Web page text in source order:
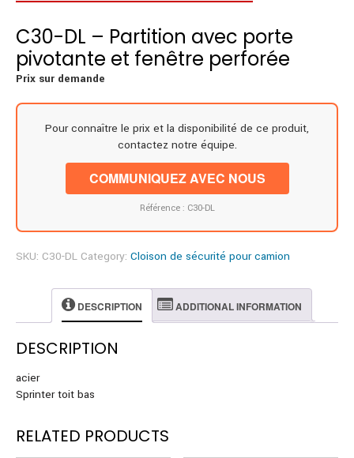
C30-DL – Partition avec porte
pivotante et fenêtre perforée
Prix sur demande
Pour connaître le prix et la disponibilité de ce produit,
contactez notre équipe.
COMMUNIQUEZ AVEC NOUS
Référence : C30-DL
SKU: C30-DL Category: Cloison de sécurité pour camion
DESCRIPTION ADDITIONAL INFORMATION
DESCRIPTION
acier
Sprinter toit bas
RELATED PRODUCTS